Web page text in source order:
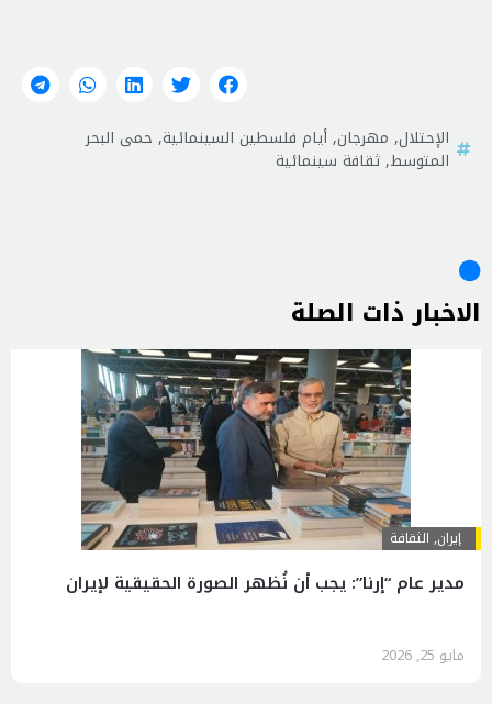
الإحتلال, مهرجان,أيام فلسطين السينمائية, حمى البحر
المتوسط,ثقافة سينمائية
الاخبار ذات الصلة
إيران, الثقافة
مدير عام “إرنا”: يجب أن نُظهر الصورة الحقيقية لإيران
مايو 25, 2026